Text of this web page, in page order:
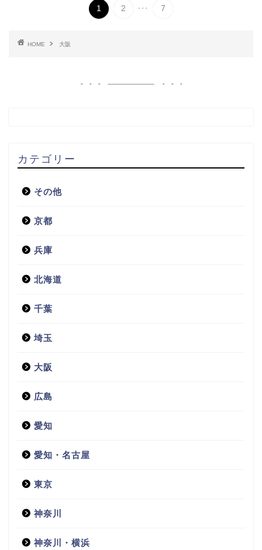
1 2 ... 7
HOME 大阪
カテゴリー
その他
京都
兵庫
北海道
千葉
埼玉
大阪
広島
愛知
愛知・名古屋
東京
神奈川
神奈川・横浜